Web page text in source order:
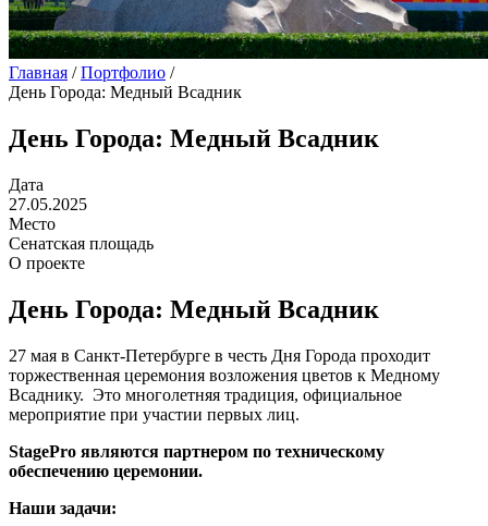
Главная / Портфолио /
День Города: Медный Всадник
День Города: Медный Всадник
Дата
27.05.2025
Место
Сенатская площадь
О проекте
День Города: Медный Всадник
27 мая в Санкт-Петербурге в честь Дня Города проходит
торжественная церемония возложения цветов к Медному
Всаднику. Это многолетняя традиция, официальное
мероприятие при участии первых лиц.
StagePro являются партнером по техническому
обеспечению церемонии.
Наши задачи: